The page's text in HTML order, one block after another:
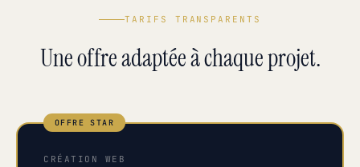
TARIFS TRANSPARENTS
Une offre adaptée à chaque projet.
OFFRE STAR
CRÉATION WEB